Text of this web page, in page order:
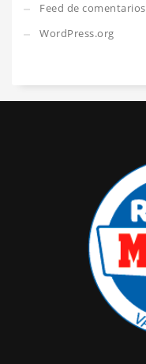
Feed de comentarios
WordPress.org